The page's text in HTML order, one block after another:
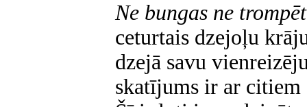
Ne bungas ne
ceturtais dzejoļu
dzejā savu
skatījums ir ar citiem